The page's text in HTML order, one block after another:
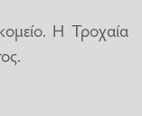
Η Τροχαία